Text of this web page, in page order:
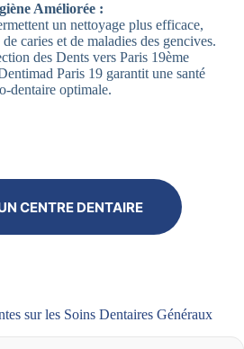
Améliorée :
un nettoyage plus efficace,
caries et de maladies des gencives.
des Dents vers Paris 19ème
Paris 19 garantit une santé
dentaire optimale.
CENTRE DENTAIRE
sur les Soins Dentaires Généraux